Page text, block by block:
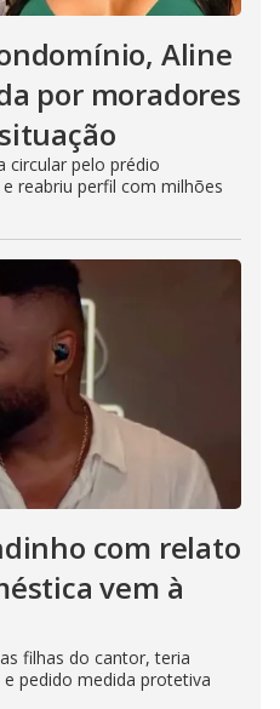
Aline
por moradores
circular pelo prédio
reabriu perfil com milhões
com relato
vem à
filhas do cantor, teria
pedido medida protetiva